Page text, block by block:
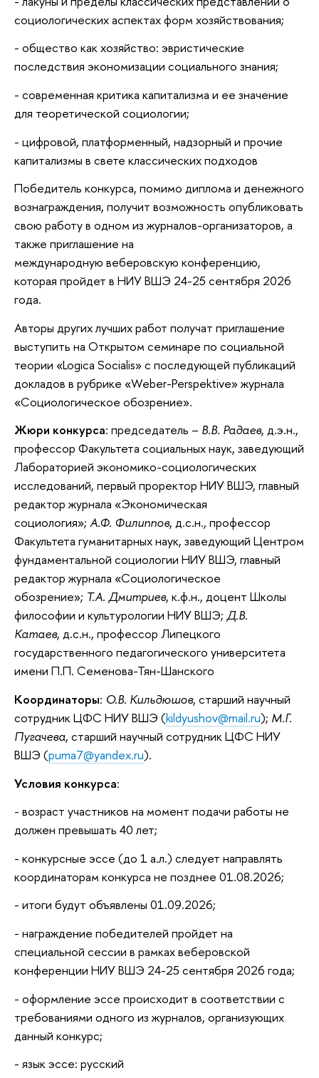
социологических аспектах форм хозяйствования;
- общество как хозяйство: эвристические
последствия экономизации социального знания;
- современная критика капитализма и ее значение
для теоретической социологии;
- цифровой, платформенный, надзорный и прочие
капитализмы в свете классических подходов
Победитель конкурса, помимо диплома и денежного
вознаграждения, получит возможность опубликовать
свою работу в одном из журналов-организаторов, а
также приглашение на
международную веберовскую конференцию,
которая пройдет в НИУ ВШЭ 24-25 сентября 2026
года.
Авторы других лучших работ получат приглашение
выступить на Открытом семинаре по социальной
теории «Logica Socialis» с последующей публикаций
докладов в рубрике «Weber-Perspektive» журнала
«Социологическое обозрение».
Жюри конкурса: председатель – В.В. Радаев, д.э.н.,
профессор Факультета социальных наук, заведующий
Лабораторией экономико-социологических
исследований, первый проректор НИУ ВШЭ, главный
редактор журнала «Экономическая
социология»; А.Ф. Филиппов, д.с.н., профессор
Факультета гуманитарных наук, заведующий Центром
фундаментальной социологии НИУ ВШЭ, главный
редактор журнала «Социологическое
обозрение»; Т.А. Дмитриев, к.ф.н., доцент Школы
философии и культурологии НИУ ВШЭ; Д.В.
Катаев, д.с.н., профессор Липецкого
государственного педагогического университета
имени П.П. Семенова-Тян-Шанского
Координаторы: О.В. Кильдюшов, старший научный
сотрудник ЦФС НИУ ВШЭ (kildyushov@mail.ru); М.Г.
Пугачева, старший научный сотрудник ЦФС НИУ
ВШЭ (puma7@yandex.ru).
Условия конкурса:
- возраст участников на момент подачи работы не
должен превышать 40 лет;
- конкурсные эссе (до 1 а.л.) следует направлять
координаторам конкурса не позднее 01.08.2026;
- итоги будут объявлены 01.09.2026;
- награждение победителей пройдет на
специальной сессии в рамках веберовской
конференции НИУ ВШЭ 24-25 сентября 2026 года;
- оформление эссе происходит в соответствии с
требованиями одного из журналов, организующих
данный конкурс;
- язык эссе: русский